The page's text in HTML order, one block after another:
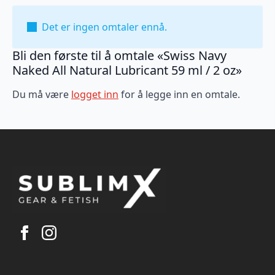
Det er ingen omtaler ennå.
Bli den første til å omtale «Swiss Navy
Naked All Natural Lubricant 59 ml / 2 oz»
Du må være logget inn for å legge inn en omtale.